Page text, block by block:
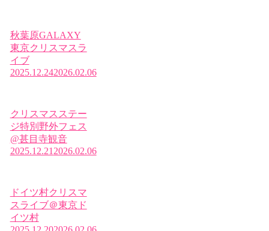
秋葉原GALAXY
東京クリスマスラ
イブ
2025.12.242026.02.06
クリスマスステー
ジ特別野外フェス
@甚目寺観音
2025.12.21 2026.02.06
ドイツ村クリスマ
スライブ＠東京ド
イツ村